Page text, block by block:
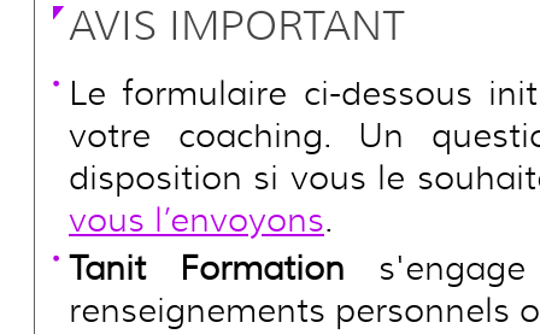
AVIS IMPORTANT
Le formulaire ci-dessous
votre coaching. Un
disposition si vous le
vous l’envoyons.
Tanit Formation
renseignements personnels